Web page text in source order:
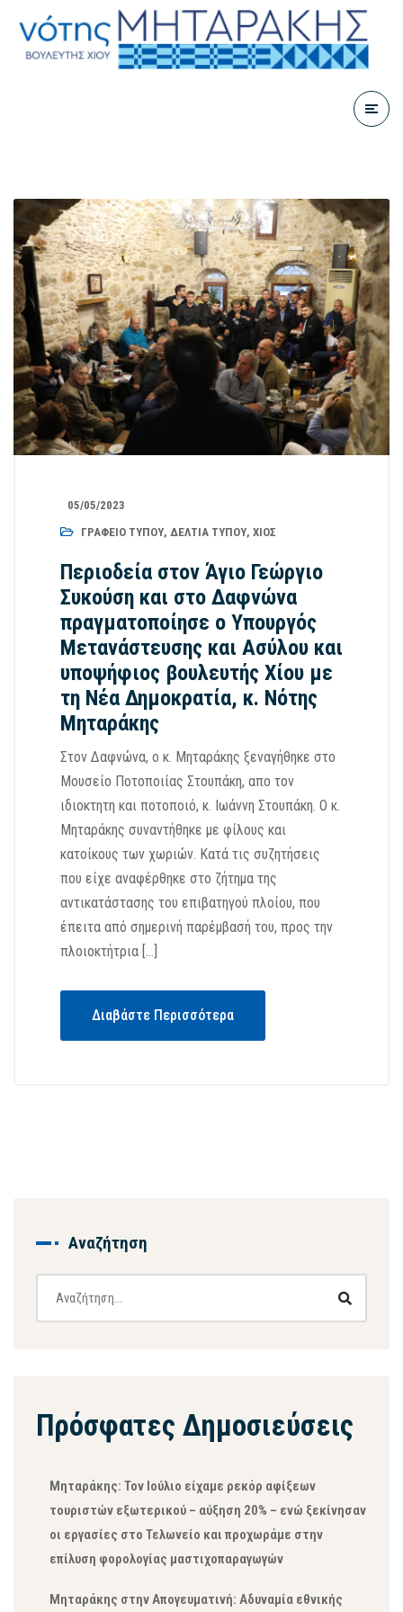
05/05/2023
ΓΡΑΦΕΊΟ ΤΎΠΟΥ, ΔΕΛΤΊΑ ΤΎΠΟΥ, ΧΊΟΣ
Περιοδεία στον Άγιο Γεώργιο
Συκούση και στο Δαφνώνα
πραγματοποίησε ο Υπουργός
Μετανάστευσης και Ασύλου και
υποψήφιος βουλευτής Χίου με
τη Νέα Δημοκρατία, κ. Νότης
Μηταράκης
Στον Δαφνώνα, ο κ. Μηταράκης ξεναγήθηκε στο
Μουσείο Ποτοποιίας Στουπάκη, απο τον
ιδιοκτητη και ποτοποιό, κ. Ιωάννη Στουπάκη. Ο κ.
Μηταράκης συναντήθηκε με φίλους και
κατοίκους των χωριών. Κατά τις συζητήσεις
που είχε αναφέρθηκε στο ζήτημα της
αντικατάστασης του επιβατηγού πλοίου, που
έπειτα από σημερινή παρέμβασή του, προς την
πλοιοκτήτρια […]
Διαβάστε Περισσότερα
Αναζήτηση
Πρόσφατες Δημοσιεύσεις
Μηταράκης: Τον Ιούλιο είχαμε ρεκόρ αφίξεων
τουριστών εξωτερικού – αύξηση 20% – ενώ ξεκίνησαν
οι εργασίες στο Τελωνείο και προχωράμε στην
επίλυση φορολογίας μαστιχοπαραγωγών
Μηταράκης στην Απογευματινή: Αδυναμία εθνικής